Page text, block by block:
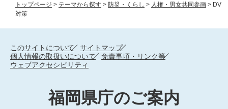
トップページ > テーマから探す > 防災・くらし > 人権・男女共同参画 > DV
対策
このサイトについて
サイトマップ
個人情報の取扱いについて
免責事項・リンク等
ウェブアクセシビリティ
福岡県庁のご案内